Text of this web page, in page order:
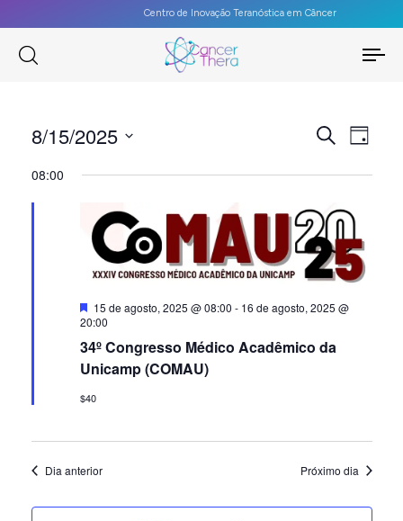
Centro de Inovação Teranóstica em Câncer
E
DE
DE
Procurar
eventos
do
Dia
8/15/2025
a
data.
08:00
Destacado
15 de agosto, 2025 @ 08:00 - 16 de agosto, 2025 @
20:00
34º Congresso Médico Acadêmico da
Unicamp (COMAU)
$40
Dia anterior Próximo dia